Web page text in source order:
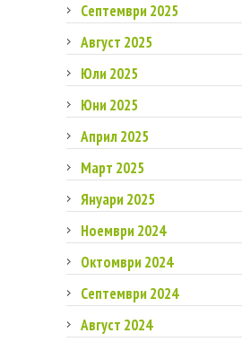
Септември 2025
Август 2025
Юли 2025
Юни 2025
Април 2025
Март 2025
Януари 2025
Ноември 2024
Октомври 2024
Септември 2024
Август 2024